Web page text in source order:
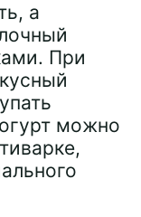
а
При
можно